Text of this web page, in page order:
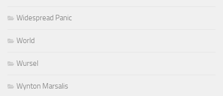
Widespread Panic
World
Wursel
Wynton Marsalis